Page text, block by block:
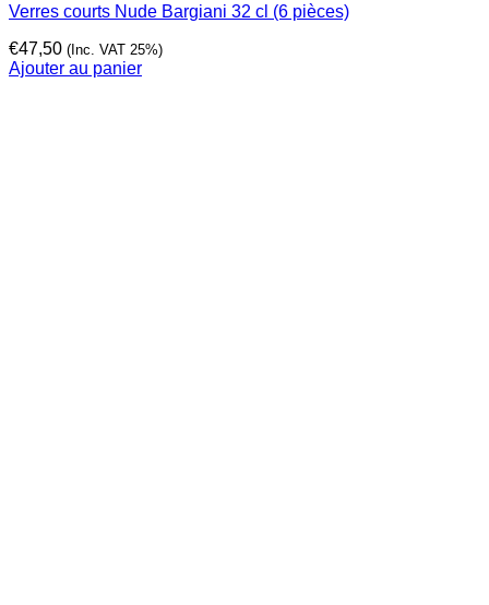
Verres courts Nude Bargiani 32 cl (6 pièces)
€47,50 (Inc. VAT 25%)
Ajouter au panier